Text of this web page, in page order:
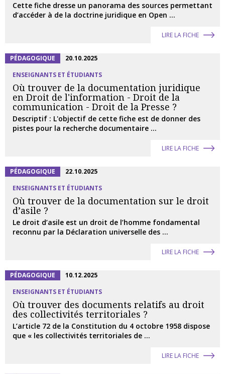
Cette fiche dresse un panorama des sources permettant
d’accéder à de la doctrine juridique en Open ...
LIRE LA FICHE
PÉDAGOGIQUE
20.10.2025
ENSEIGNANTS ET ÉTUDIANTS
Où trouver de la documentation juridique
en Droit de l'information - Droit de la
communication - Droit de la Presse ?
Descriptif : L'objectif de cette fiche est de donner des
pistes pour la recherche documentaire ...
LIRE LA FICHE
PÉDAGOGIQUE
22.10.2025
ENSEIGNANTS ET ÉTUDIANTS
Où trouver de la documentation sur le droit
d’asile ?
Le droit d’asile est un droit de l’homme fondamental
reconnu par la Déclaration universelle des ...
LIRE LA FICHE
PÉDAGOGIQUE
10.12.2025
ENSEIGNANTS ET ÉTUDIANTS
Où trouver des documents relatifs au droit
des collectivités territoriales ?
L’article 72 de la Constitution du 4 octobre 1958 dispose
que « les collectivités territoriales de ...
LIRE LA FICHE